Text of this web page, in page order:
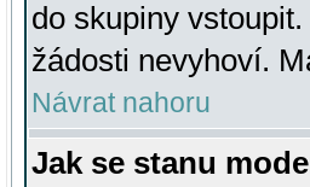
do skupiny
žádosti nevyhoví.
Návrat nahoru
Jak se stanu